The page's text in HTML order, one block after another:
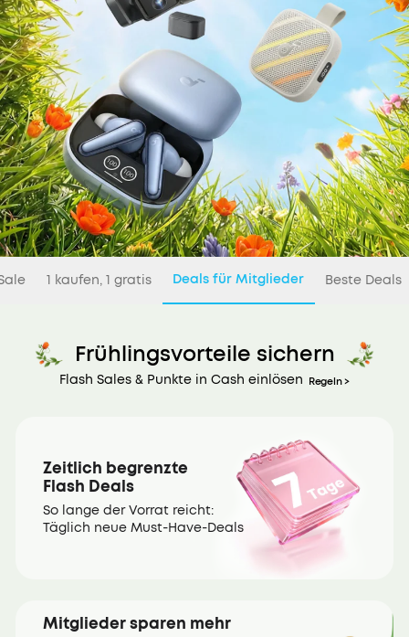
1 kaufen, 1 gratis Deals für Mitglieder Beste Deals
Frühlingsvorteile sichern
Flash Sales & Punkte in Cash einlösen Regeln >
Zeitlich begrenzte
Flash Deals
So lange der Vorrat reicht:
Täglich neue Must-Have-Deals
Mitglieder sparen mehr